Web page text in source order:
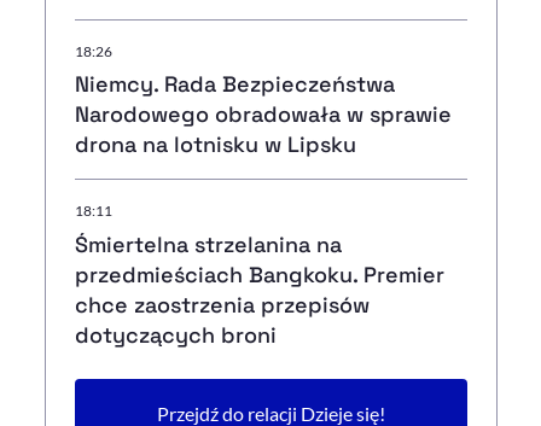
18:26
Niemcy. Rada Bezpieczeństwa
Narodowego obradowała w sprawie
drona na lotnisku w Lipsku
18:11
Śmiertelna strzelanina na
przedmieściach Bangkoku. Premier
chce zaostrzenia przepisów
dotyczących broni
Przejdź do relacji Dzieje się!